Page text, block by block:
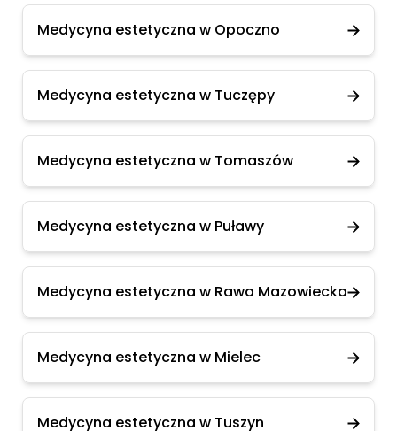
Medycyna estetyczna w Opoczno
Medycyna estetyczna w Tuczępy
Medycyna estetyczna w Tomaszów
Medycyna estetyczna w Puławy
Medycyna estetyczna w Rawa Mazowiecka
Medycyna estetyczna w Mielec
Medycyna estetyczna w Tuszyn